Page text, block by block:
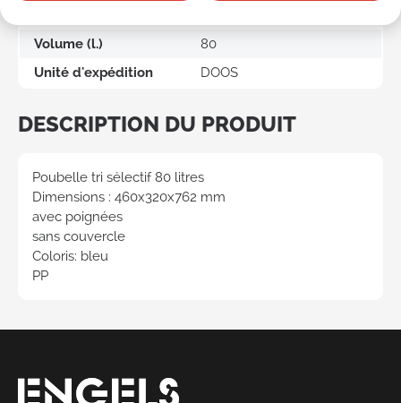
Volume (l.)
80
Unité d'expédition
DOOS
DESCRIPTION DU PRODUIT
Poubelle tri sélectif 80 litres
Dimensions : 460x320x762 mm
avec poignées
sans couvercle
Coloris: bleu
PP
un devis